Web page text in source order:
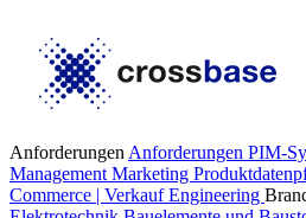
Anforderungen Anforderungen PIM-
Management Marketing
Commerce | VerkaufEngineering